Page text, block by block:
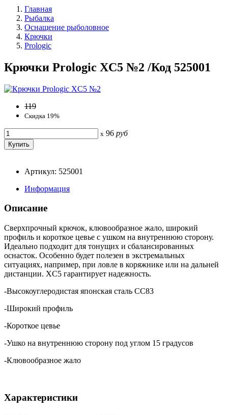
Главная
Рыбалка
Оснащение рыболовное
Крючки
Prologic
Крючки Prologic XC5 №2 /Код 525001
119
Скидка 19%
x 96 руб
Артикул: 525001
Информация
Описание
Сверхпрочный крючок, клювообразное жало, широкий
профиль и короткое цевье с ушком на внутреннюю сторону.
Идеально подходит для тонущих и сбалансированных
оснасток. Особенно будет полезен в экстремальных
ситуациях, например, при ловле в коряжнике или на дальней
дистанции. XC5 гарантирует надежность.
-Высокоуглеродистая японская сталь CC83
-Широкий профиль
-Короткое цевье
-Ушко на внутреннюю сторону под углом 15 градусов
-Клювообразное жало
Характеристики